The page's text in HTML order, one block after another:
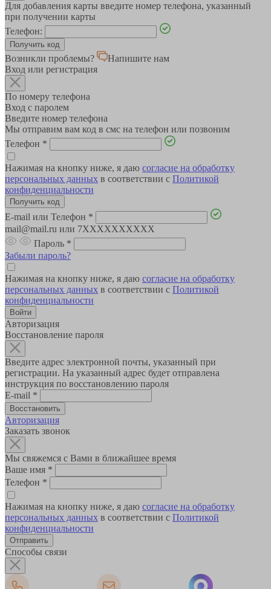
Для добавления карты введите номер телефона, указанный
при получении карты
Телефон:
Возникли проблемы?
Напишите нам
Вход или регистрация
По номеру телефона
Вход с паролем
Введите номер телефона
Мы отправим вам код в смс на телефон или позвоним
Телефон *
Нажимая на кнопку ниже, я даю согласие на обработку
персональных данных в соответствии с Политикой
конфиденциальности
E-mail или Телефон *
mail@mail.ru или 7XXXXXXXXXX
Пароль *
Забыли пароль?
Нажимая на кнопку ниже, я даю согласие на обработку
персональных данных в соответствии с Политикой
конфиденциальности
Авторизация
Восстановление пароля
Введите адрес электронной почты, указанный при
регистрации. На указанный адрес будет отправлена
инструкция по восстановлению пароля
E-mail *
Авторизация
Заказать звонок
Мы свяжемся с Вами в ближайшее время
Ваше имя *
Телефон *
Нажимая на кнопку ниже, я даю согласие на обработку
персональных данных в соответствии с Политикой
конфиденциальности
Способы связи